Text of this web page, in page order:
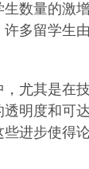
数量的激
多留学生
尤其是在
明度和可
进步使得